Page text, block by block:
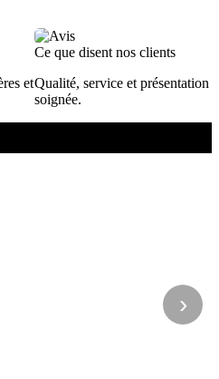
et
Ce que disent nos clients
Qualité, service et présentation
soignée.
›